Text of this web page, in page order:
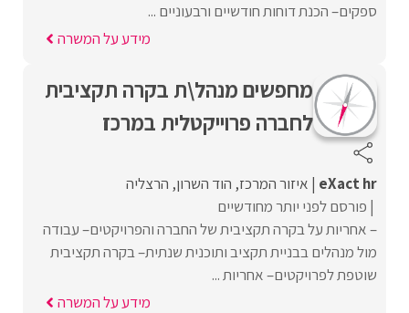
ספקים– הכנת דוחות חודשיים ורבעוניים ...
מידע על המשרה
מחפשים מנהל\ת בקרה תקציבית
לחברה פרוייקטלית במרכז
eXact hr איזור המרכז הוד השרון הרצליה
פורסם לפני יותר מחודשיים
– אחריות על בקרה תקציבית של החברה והפרויקטים– עבודה
מול מנהלים בבניית תקציב ותוכנית שנתית– בקרה תקציבית
שוטפת לפרויקטים– אחריות ...
מידע על המשרה